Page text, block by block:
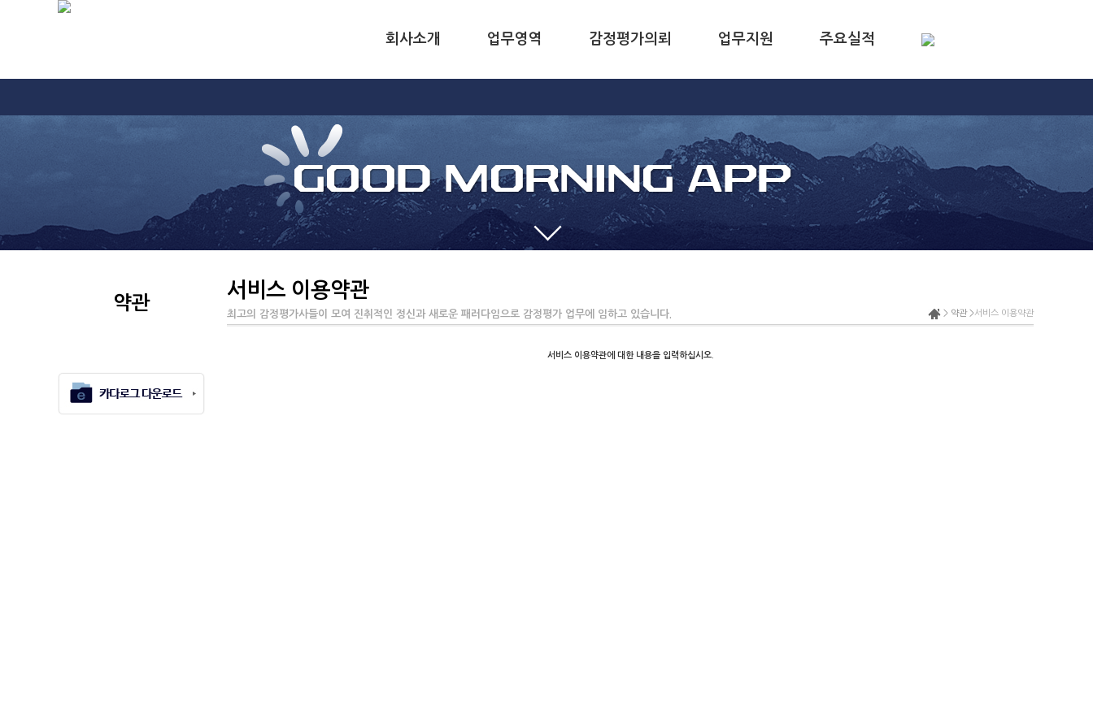
회사소개 업무영역 감정평가의뢰 업무지원 주요실적
약관
서비스 이용약관
최고의 감정평가사들이 모여 진취적인 정신과 새로운 패러다임으로 감정평가 업무에 임하고 있습니다. > 약관 >서비스 이용약관
서비스 이용약관에 대한 내용을 입력하십시오.